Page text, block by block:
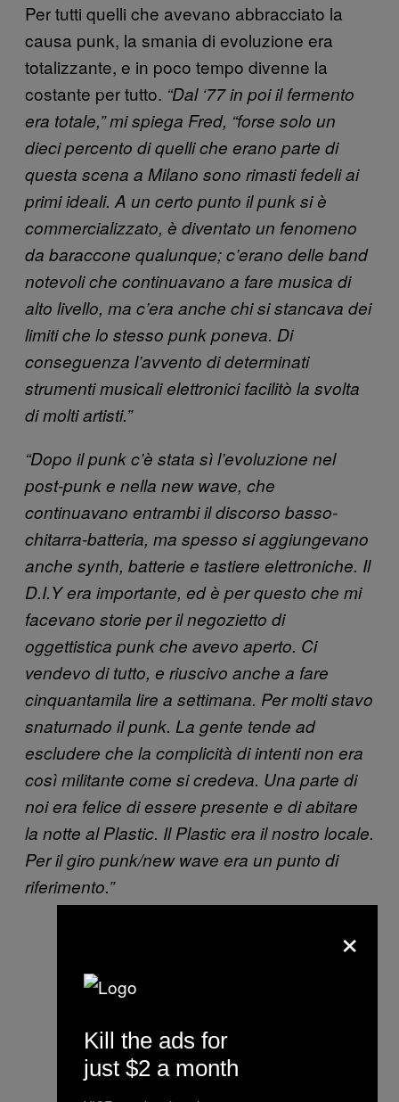
Per tutti quelli che avevano abbracciato la
causa punk, la smania di evoluzione era
totalizzante, e in poco tempo divenne la
costante per tutto. “Dal ‘77 in poi il fermento
era totale,” mi spiega Fred, “forse solo un
dieci percento di quelli che erano parte di
questa scena a Milano sono rimasti fedeli ai
primi ideali. A un certo punto il punk si è
commercializzato, è diventato un fenomeno
da baraccone qualunque; c’erano delle band
notevoli che continuavano a fare musica di
alto livello, ma c’era anche chi si stancava dei
limiti che lo stesso punk poneva. Di
conseguenza l’avvento di determinati
strumenti musicali elettronici facilitò la svolta
di molti artisti.”
“Dopo il punk c’è stata sì l’evoluzione nel
post-punk e nella new wave, che
continuavano entrambi il discorso basso-
chitarra-batteria, ma spesso si aggiungevano
anche synth, batterie e tastiere elettroniche. Il
D.I.Y era importante, ed è per questo che mi
facevano storie per il negozietto di
oggettistica punk che avevo aperto. Ci
vendevo di tutto, e riuscivo anche a fare
cinquantamila lire a settimana. Per molti stavo
snaturnado il punk. La gente tende ad
escludere che la complicità di intenti non era
così militante come si credeva. Una parte di
noi era felice di essere presente e di abitare
la notte al Plastic. Il Plastic era il nostro locale.
Per il giro punk/new wave era un punto di
riferimento.”
×
Kill the ads for
just $2 a month